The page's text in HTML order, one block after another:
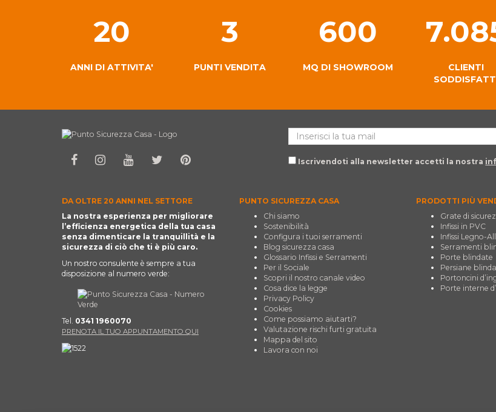
20
ANNI DI ATTIVITA'
3
PUNTI VENDITA
600
MQ DI SHOWROOM
CLIENTI
Iscrivendoti alla newsletter accetti la nostra
DA OLTRE 20 ANNI NEL SETTORE
La nostra esperienza per migliorare
l’efficienza energetica della tua casa
senza dimenticare la tranquillità e la
sicurezza di ciò che ti è più caro.
Un nostro consulente è sempre a tua
disposizione al numero verde:
Tel. 0341 1960070
PRENOTA IL TUO APPUNTAMENTO QUI
PUNTO SICUREZZA CASA
Chi siamo
Sostenibilità
Configura i tuoi serramenti
Blog sicurezza casa
Glossario Infissi e Serramenti
Per il Sociale
Scopri il nostro canale video
Cosa dice la legge
Privacy Policy
Cookies
Come possiamo aiutarti?
Valutazione rischi furti gratuita
Mappa del sito
Lavora con noi
PRODOTTI PIÙ
Grate di
Infissi in PVC
Infissi Legno-
Serramenti
Porte blindate
Persiane
Portoncini
Porte interne